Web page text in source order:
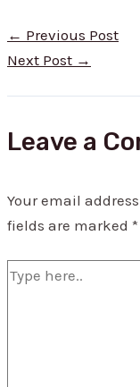
← Previous Post
Next Post →
Leave a
Your email
fields are marked *
Type